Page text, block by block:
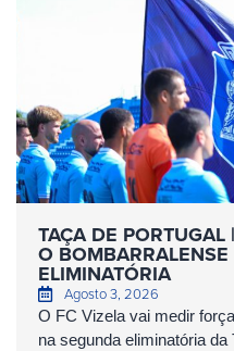
TAÇA DE
O
ELIMINATÓRIA
Agosto 3, 2026
O FC Vizela vai medir
na segunda eliminatória da